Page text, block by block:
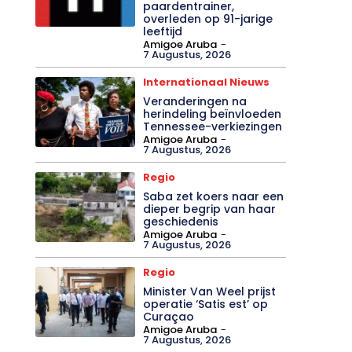
paardentrainer,
overleden op 91-jarige
leeftijd
Amigoe Aruba -
7 Augustus, 2026
Internationaal Nieuws
Veranderingen na
herindeling beïnvloeden
Tennessee-verkiezingen
Amigoe Aruba -
7 Augustus, 2026
Regio
Saba zet koers naar een
dieper begrip van haar
geschiedenis
Amigoe Aruba -
7 Augustus, 2026
Regio
Minister Van Weel prijst
operatie ‘Satis est’ op
Curaçao
Amigoe Aruba -
7 Augustus, 2026